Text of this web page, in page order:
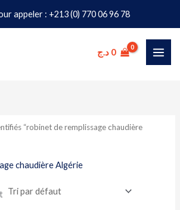
appeler : +213 (0) 770 06 96 78
0 د.ج
“robinet de remplissage chaudière
chaudière Algérie